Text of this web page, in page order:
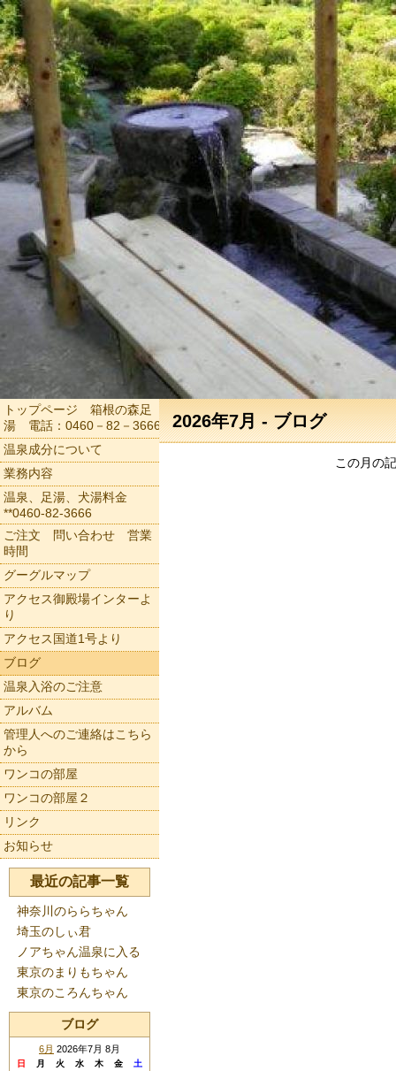
2026年7月 - ブログ
この月の
トップページ 箱根の森足
湯 電話：0460－82－3666
温泉成分について
業務内容
温泉、足湯、犬湯料金
**0460-82-3666
ご注文 問い合わせ 営業
時間
グーグルマップ
アクセス御殿場インターよ
り
アクセス国道1号より
ブログ
温泉入浴のご注意
アルバム
管理人へのご連絡はこちら
から
ワンコの部屋
ワンコの部屋２
リンク
お知らせ
最近の記事一覧
神奈川のららちゃん
埼玉のしぃ君
ノアちゃん温泉に入る
東京のまりもちゃん
東京のころんちゃん
ブログ
6月 2026年7月 8月
日 月 火 水 木 金 土